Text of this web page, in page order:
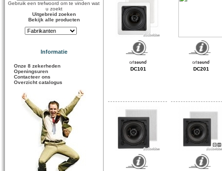
Gebruik een trefwoord om te vinden wat
u zoekt
Uitgebreid zoeken
Bekijk alle producten
Informatie
Onze 8 zekerheden
Openingsuren
Contacteer ons
Overzicht catalogus
DC101 DC201